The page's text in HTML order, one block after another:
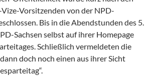
Vorsitzenden von der NPD-
Bis in die Abendstunden des 5.
Sachsen selbst auf ihrer Homepage
Schließlich vermeldeten die
doch noch einen aus ihrer Sicht